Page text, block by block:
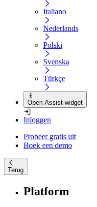
Italiano
Nederlands
Polski
Svenska
Türkçe
Open Assist-widget
Inloggen
Probeer gratis uit
Boek een demo
Terug
Platform